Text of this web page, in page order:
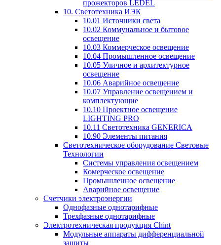
прожекторов LEDEL
10. Светотехника ИЭК
10.01 Источники света
10.02 Коммунальное и бытовое
освещение
10.03 Коммерческое освещение
10.04 Промышленное освещение
10.05 Уличное и архитектурное
освещение
10.06 Аварийное освещение
10.07 Управление освещением и
комплектующие
10.10 Проектное освещение
LIGHTING PRO
10.11 Светотехника GENERICA
10.90 Элементы питания
Светотехническое оборудование Световые
Технологии
Системы управления освещением
Комерческое освещение
Промышленное освещение
Аварийное освещение
Счетчики электроэнергии
Однофазные однотарифные
Трехфазные однотарифные
Электротехническая продукция Chint
Модульные аппараты дифференциальной
защиты